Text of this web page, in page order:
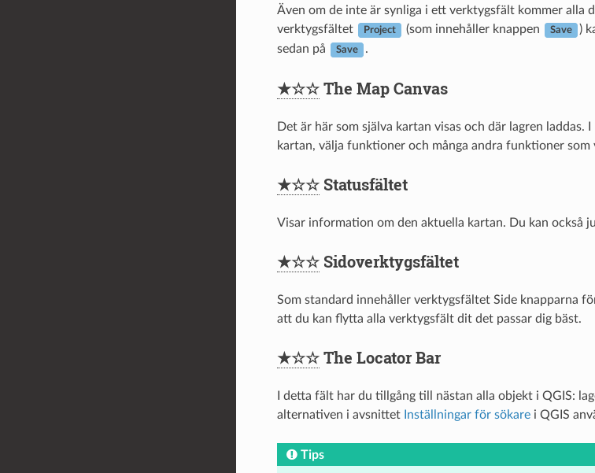
Även om de inte är synliga i ett verktygsfält kommer alla
verktygsfältet
Project (som innehåller knappen Save )
sedan på
Save .
★☆☆The Map Canvas
Det är här som själva kartan visas och där lagren
kartan, välja funktioner och många andra funktioner
★☆☆Statusfältet
Visar information om den aktuella kartan. Du kan också
★☆☆Sidoverktygsfältet
Som standard innehåller verktygsfältet Side knapparna
att du kan flytta alla verktygsfält dit det passar dig bäst.
★☆☆The Locator Bar
I detta fält har du tillgång till nästan alla objekt i QGIS:
alternativen i avsnittet Inställningar för sökarei QGIS
Tips